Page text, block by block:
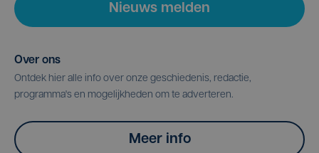
Nieuws melden
Over ons
Ontdek hier alle info over onze geschiedenis, redactie,
programma's en mogelijkheden om te adverteren.
Meer info